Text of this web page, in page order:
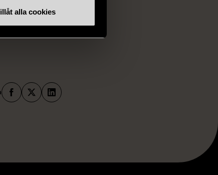
alla cookies
det
bnörjar
Facebook
X LinkedIn